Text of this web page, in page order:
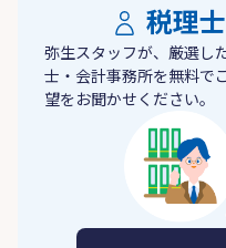
税理
弥生スタッフが、厳選し
士・会計事務所を無料で
望をお聞かせください。